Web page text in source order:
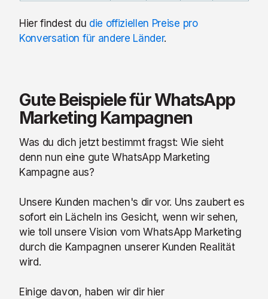
Hier findest du die offiziellen Preise pro
Konversation für andere Länder.
Gute Beispiele für WhatsApp
Marketing Kampagnen
Was du dich jetzt bestimmt fragst: Wie sieht
denn nun eine gute WhatsApp Marketing
Kampagne aus?
Unsere Kunden machen's dir vor. Uns zaubert es
sofort ein Lächeln ins Gesicht, wenn wir sehen,
wie toll unsere Vision vom WhatsApp Marketing
durch die Kampagnen unserer Kunden Realität
wird.
Einige davon, haben wir dir hier